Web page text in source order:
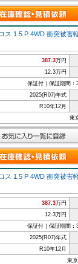
ス 1.5 P 4WD 衝突被害
387.3万円
12.3万円
保証付｜保証期間：
2025(R07)年式
R10年12月
東
ス 1.5 P 4WD 衝突被害
387.3万円
12.3万円
保証付｜保証期間：
2025(R07)年式
R10年12月
東